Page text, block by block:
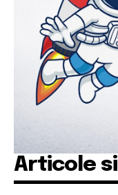
Articole